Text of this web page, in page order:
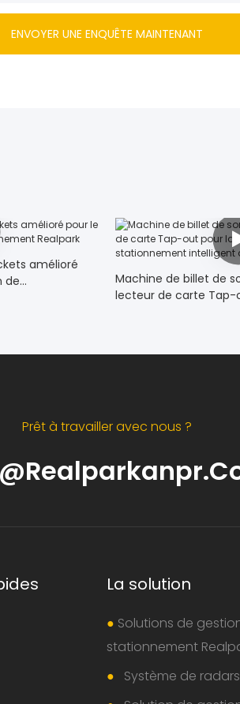
ENVOYER UNE ENQUÊTE MAINTENANT
amélioré
de
Machine de billet de
lecteur de carte Tap-
Prêt à travailler avec nous ?
La solution
● Solutions de
stationnement
●
Système de radars